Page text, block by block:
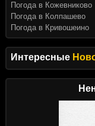
Интересные
Погода в Кожевниково
Погода в Колпашево
Погода в Кривошеино